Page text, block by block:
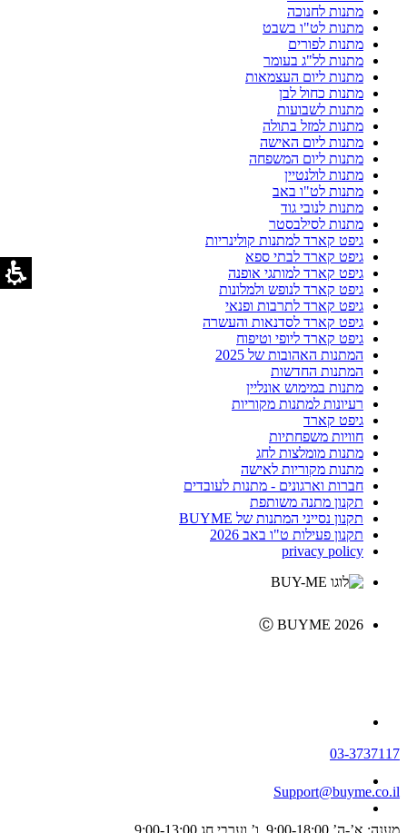
מתנות לחנוכה
מתנות לט"ו בשבט
מתנות לפורים
מתנות לל"ג בעומר
מתנות ליום העצמאות
מתנות כחול לבן
מתנות לשבועות
מתנות למזל בתולה
מתנות ליום האישה
מתנות ליום המשפחה
מתנות לולנטיין
מתנות לט"ו באב
מתנות לנובי גוד
מתנות לסילבסטר
גיפט קארד למתנות קולינריות
גיפט קארד לבתי ספא
גיפט קארד למותגי אופנה
גיפט קארד לנופש ולמלונות
גיפט קארד לתרבות ופנאי
גיפט קארד לסדנאות והעשרה
גיפט קארד ליופי וטיפוח
המתנות האהובות של 2025
המתנות החדשות
מתנות במימוש אונליין
רעיונות למתנות מקוריות
גיפט קארד
חוויות משפחתיות
מתנות מומלצות לחג
מתנות מקוריות לאישה
חברות וארגונים - מתנות לעובדים
תקנון מתנה משותפת
תקנון נסייני המתנות של BUYME
תקנון פעילות ט"ו באב 2026
privacy policy
Ⓒ BUYME 2026
03-3737117
Support@buyme.co.il
מענה: א’-ה’ 9:00-18:00, ו’ וערבי חג 9:00-13:00